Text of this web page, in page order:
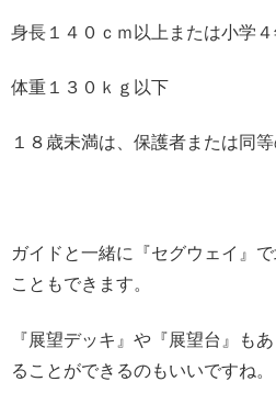
身長１４０ｃｍ以上または小学４
体重１３０ｋｇ以下
１８歳未満は、保護者または同
ガイドと一緒に『セグウェイ』
こともできます。
『展望デッキ』や『展望台』も
ることができるのもいいですね。